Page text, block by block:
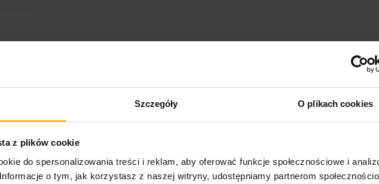
Szczegóły O plikach cookies
z plików cookie
do spersonalizowania treści i reklam, aby oferować funkcje społecznościowe i
o tym, jak korzystasz z naszej witryny, udostępniamy partnerom